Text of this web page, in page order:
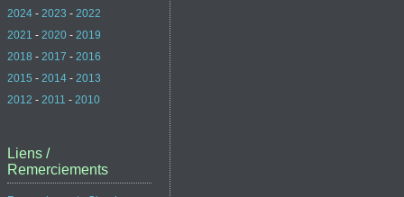
2024 - 2023 - 2022
2021 - 2020 - 2019
2018 - 2017 - 2016
2015 - 2014 - 2013
2012 - 2011 - 2010
Liens /
Remerciements